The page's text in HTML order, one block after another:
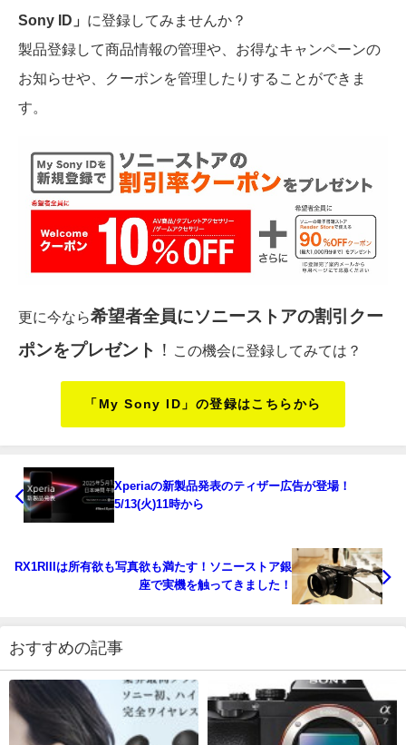
Sony ID」 に登録してみませんか？
製品登録して商品情報の管理や、お得なキャンペーンの
お知らせや、クーポンを管理したりすることができま
す。
更に今なら希望者全員にソニーストアの割引クー
ポンをプレゼント ！ この機会に登録してみては？
「My Sony ID」の登録はこちらから
Xperiaの新製品発表のティザー広告が登場！
5/13(火)11時から
RX1RIIIは所有欲も写真欲も満たす！ソニーストア銀
座で実機を触ってきました！
おすすめの記事